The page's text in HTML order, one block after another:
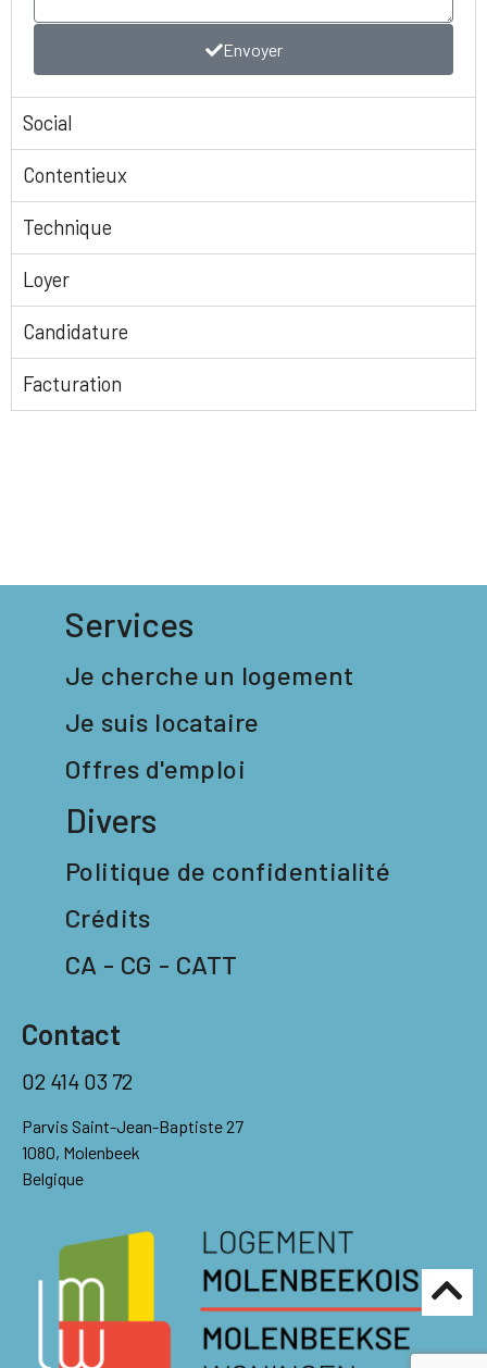
Envoyer
Social
Contentieux
Technique
Loyer
Candidature
Facturation
Services
Je cherche un logement
Je suis locataire
Offres d'emploi
Divers
Politique de confidentialité
Crédits
CA - CG - CATT
Contact
02 414 03 72
Parvis Saint-Jean-Baptiste 27
1080, Molenbeek
Belgique